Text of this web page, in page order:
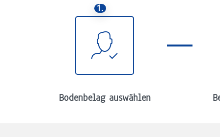
1.
Bodenbelag auswählen